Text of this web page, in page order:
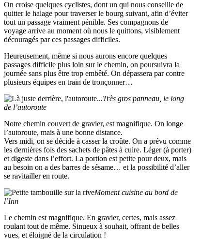
On croise quelques cyclistes, dont un qui nous conseille de
quitter le halage pour traverser le bourg suivant, afin d’éviter
tout un passage vraiment pénible. Ses compagnons de
voyage arrive au moment où nous le quittons, visiblement
découragés par ces passages difficiles.
Heureusement, même si nous aurons encore quelques
passages difficile plus loin sur le chemin, on poursuivra la
journée sans plus être trop embêté. On dépassera par contre
plusieurs équipes en train de tronçonner…
Très gros panneau, le long
de l’autoroute
Notre chemin couvert de gravier, est magnifique. On longe
l’autoroute, mais à une bonne distance.
Vers midi, on se décide à casser la croûte. On a prévu comme
les dernières fois des sachets de pâtes à cuire. Léger (à porter)
et digeste dans l’effort. La portion est petite pour deux, mais
au besoin on a des barres de sésame… et la possibilité d’aller
se ravitailler en route.
Moment cuisine au bord de
l’Inn
Le chemin est magnifique. En gravier, certes, mais assez
roulant tout de même. Sinueux à souhait, offrant de belles
vues, et éloigné de la circulation !